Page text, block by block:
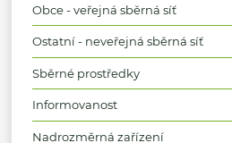
Obce - veřejná sběrná síť
Ostatní - neveřejná sběrná síť
Sběrné prostředky
Informovanost
Nadrozměrná zařízení